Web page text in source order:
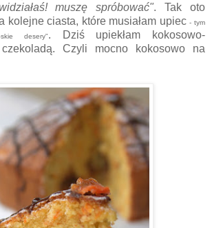
muszę spróbować". Tak oto
kolejne ciasta, które musiałam upiec- tym
desery". Dziś upiekłam kokosowo-
Czyli mocno kokosowo na